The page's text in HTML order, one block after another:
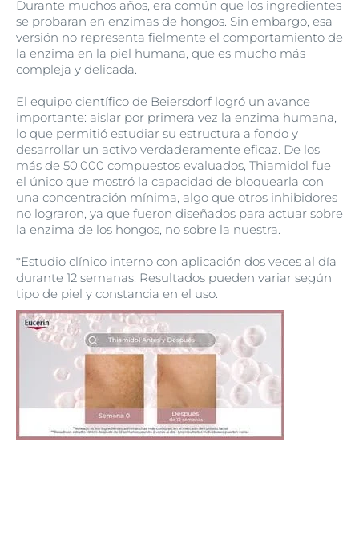
Durante muchos años, era común que los ingredientes
se probaran en enzimas de hongos. Sin embargo, esa
versión no representa fielmente el comportamiento de
la enzima en la piel humana, que es mucho más
compleja y delicada.
El equipo científico de Beiersdorf logró un avance
importante: aislar por primera vez la enzima humana,
lo que permitió estudiar su estructura a fondo y
desarrollar un activo verdaderamente eficaz. De los
más de 50,000 compuestos evaluados, Thiamidol fue
el único que mostró la capacidad de bloquearla con
una concentración mínima, algo que otros inhibidores
no lograron, ya que fueron diseñados para actuar sobre
la enzima de los hongos, no sobre la nuestra.
*Estudio clínico interno con aplicación dos veces al día
durante 12 semanas. Resultados pueden variar según
tipo de piel y constancia en el uso.